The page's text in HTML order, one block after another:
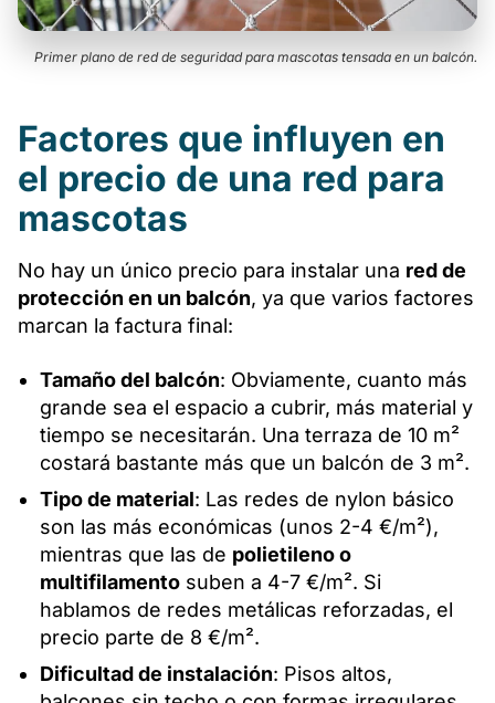
Primer plano de red de seguridad para mascotas tensada en un balcón.
Factores que influyen en
el precio de una red para
mascotas
No hay un único precio para instalar una red de
protección en un balcón, ya que varios factores
marcan la factura final:
Tamaño del balcón: Obviamente, cuanto más
grande sea el espacio a cubrir, más material y
tiempo se necesitarán. Una terraza de 10 m²
costará bastante más que un balcón de 3 m².
Tipo de material: Las redes de nylon básico
son las más económicas (unos 2-4 €/m²),
mientras que las de polietileno o
multifilamento suben a 4-7 €/m². Si
hablamos de redes metálicas reforzadas, el
precio parte de 8 €/m².
Dificultad de instalación: Pisos altos,